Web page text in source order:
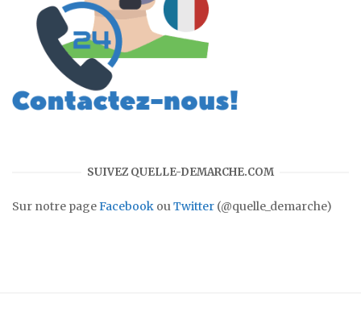
SUIVEZ QUELLE-DEMARCHE.COM
Sur notre pageFacebook ouTwitter (@quelle_demarche)